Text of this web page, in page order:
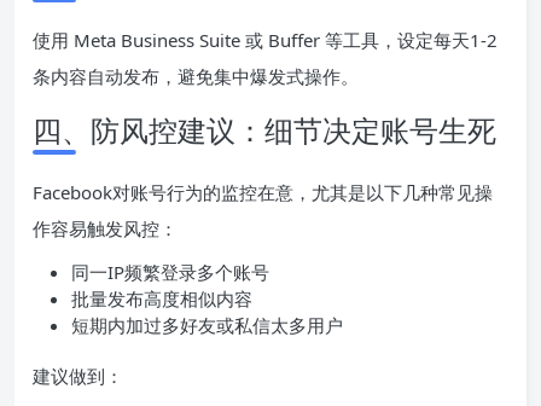
使用 Meta Business Suite 或 Buffer 等工具，设定每天1-2
条内容自动发布，避免集中爆发式操作。
四、防风控建议：细节决定账号生死
Facebook对账号行为的监控在意，尤其是以下几种常见操
作容易触发风控：
同一IP频繁登录多个账号
批量发布高度相似内容
短期内加过多好友或私信太多用户
建议做到：